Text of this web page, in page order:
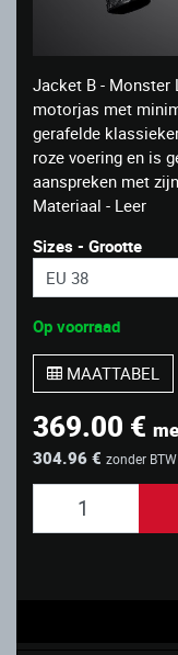
Jacket B - Monster
motorjas met
gerafelde
roze voering en is
aanspreken met
Materiaal - Leer
Sizes - Grootte
Op voorraad
MAATTABEL
369.00 €
304.96 € zonder BTW